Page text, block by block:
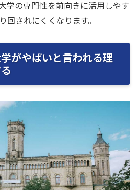
学の専門性を前向きに活用しやす
回されにくくなります。
がやばいと言われる理